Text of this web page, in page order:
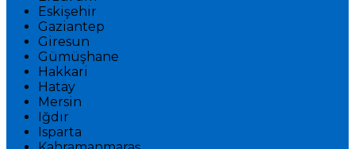
Eskişehir
Gaziantep
Giresun
Gümüşhane
Hakkari
Hatay
Mersin
Iğdır
Isparta